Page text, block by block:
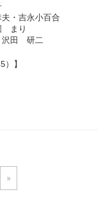
・吉永小百合
まり
田 研二
】
»